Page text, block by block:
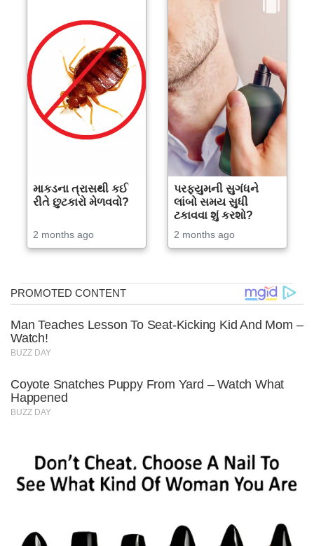
માકડના ત્રાસથી કઈ
રીતે છુટકારો મેળવવો?
2 months ago
પરફ્યુમની સુગંધને
લાંબો સમય સુધી
ટકાવવા શું કરશો?
2 months ago